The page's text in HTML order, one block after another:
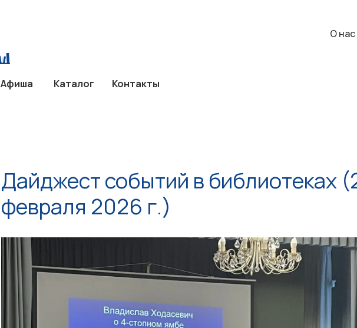
О нас
Афиша Каталог Контакты
Дайджест событий в библиотеках
февраля 2026 г.)